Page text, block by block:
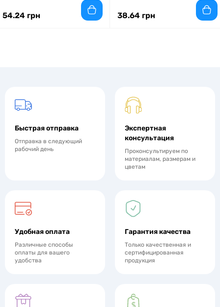
54.24 грн 38.64 грн
Быстрая отправка
Отправка в следующий
рабочий день
Экспертная
консультация
Проконсультируем по
материалам, размерам и
цветам
Удобная оплата
Различные способы
оплаты для вашего
удобства
Гарантия качества
Только качественная и
сертифицированная
продукция